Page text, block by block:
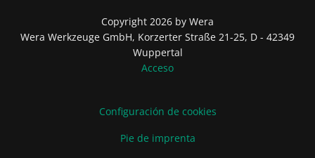
Copyright 2026 by Wera
Wera Werkzeuge GmbH, Korzerter Straße 21-25, D - 42349
Wuppertal
Acceso
Configuración de cookies
Pie de imprenta